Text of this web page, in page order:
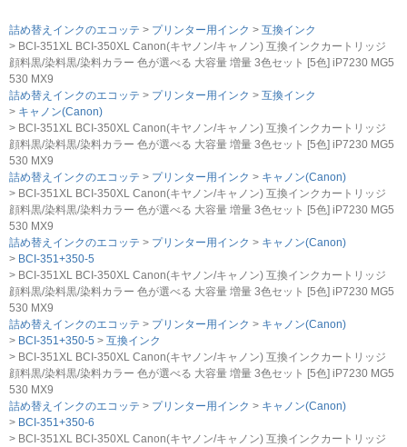
詰め替えインクのエコッテ プリンター用インク
互換インク
BCI-351XL BCI-350XL Canon(キヤノン/キャノン) 互換インクカートリッジ
顔料黒/染料黒/染料カラー 色が選べる 大容量 増量 3色セット [5色] iP7230 MG5
530 MX9
詰め替えインクのエコッテ
プリンター用インク
互換インク
キャノン(Canon)
BCI-351XL BCI-350XL Canon(キヤノン/キャノン) 互換インクカートリッジ
顔料黒/染料黒/染料カラー 色が選べる 大容量 増量 3色セット [5色] iP7230 MG5
530 MX9
詰め替えインクのエコッテ
プリンター用インク
キャノン(Canon)
BCI-351XL BCI-350XL Canon(キヤノン/キャノン) 互換インクカートリッジ
顔料黒/染料黒/染料カラー 色が選べる 大容量 増量 3色セット [5色] iP7230 MG5
530 MX9
詰め替えインクのエコッテ
プリンター用インク
キャノン(Canon)
BCI-351+350-5
BCI-351XL BCI-350XL Canon(キヤノン/キャノン) 互換インクカートリッジ
顔料黒/染料黒/染料カラー 色が選べる 大容量 増量 3色セット [5色] iP7230 MG5
530 MX9
詰め替えインクのエコッテ
プリンター用インク
キャノン(Canon)
BCI-351+350-5
互換インク
BCI-351XL BCI-350XL Canon(キヤノン/キャノン) 互換インクカートリッジ
顔料黒/染料黒/染料カラー 色が選べる 大容量 増量 3色セット [5色] iP7230 MG5
530 MX9
詰め替えインクのエコッテ
プリンター用インク
キャノン(Canon)
BCI-351+350-6
BCI-351XL BCI-350XL Canon(キヤノン/キャノン) 互換インクカートリッジ